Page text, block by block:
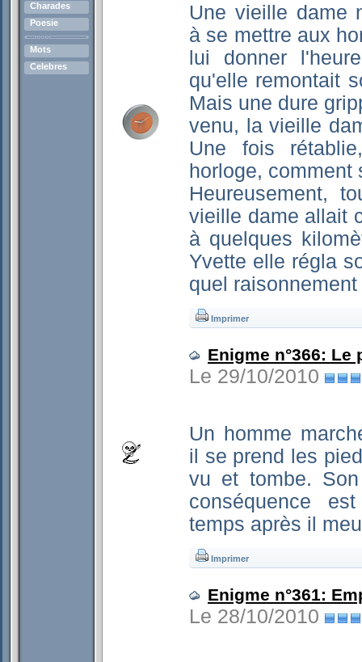
Charades
Poesie
Mots
Celebres
Une vieille dame
à se mettre aux
lui donner
qu'elle remontait
Mais une dure
venu, la vieille
Une fois
horloge,
Heureusement,
vieille dame allait
à quelques
Yvette elle régla
quel
Imprimer
Enigme n°366: Le
Le 29/10/2010
Un homme
il se prend les
vu et tombe.
conséquence
temps après il
Imprimer
Enigme n°361:
Le 28/10/2010